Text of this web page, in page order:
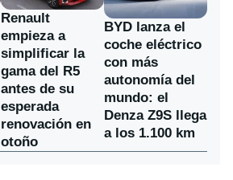
Renault
empieza a
simplificar la
gama del R5
antes de su
esperada
renovación en
otoño
BYD lanza el
coche eléctrico
con más
autonomía del
mundo: el
Denza Z9S llega
a los 1.100 km